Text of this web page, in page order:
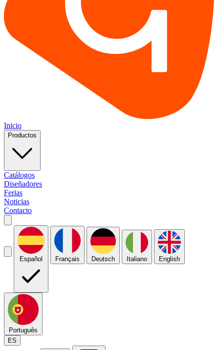
Inicio
Productos
Catálogos
Diseñadores
Ferias
Noticias
Contacto
Español Français Deutsch Italiano English
Português
ES